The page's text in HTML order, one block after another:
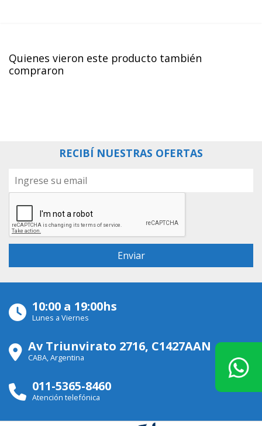
Quienes vieron este producto también
compraron
RECIBÍ NUESTRAS OFERTAS
10:00 a 19:00hs
Lunes a Viernes
Av Triunvirato 2716, C1427AAN
CABA, Argentina
011-5365-8460
Atención telefónica